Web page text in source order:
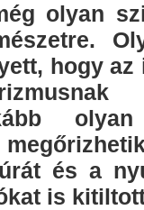
olyan
hogy
olyan
és a
is